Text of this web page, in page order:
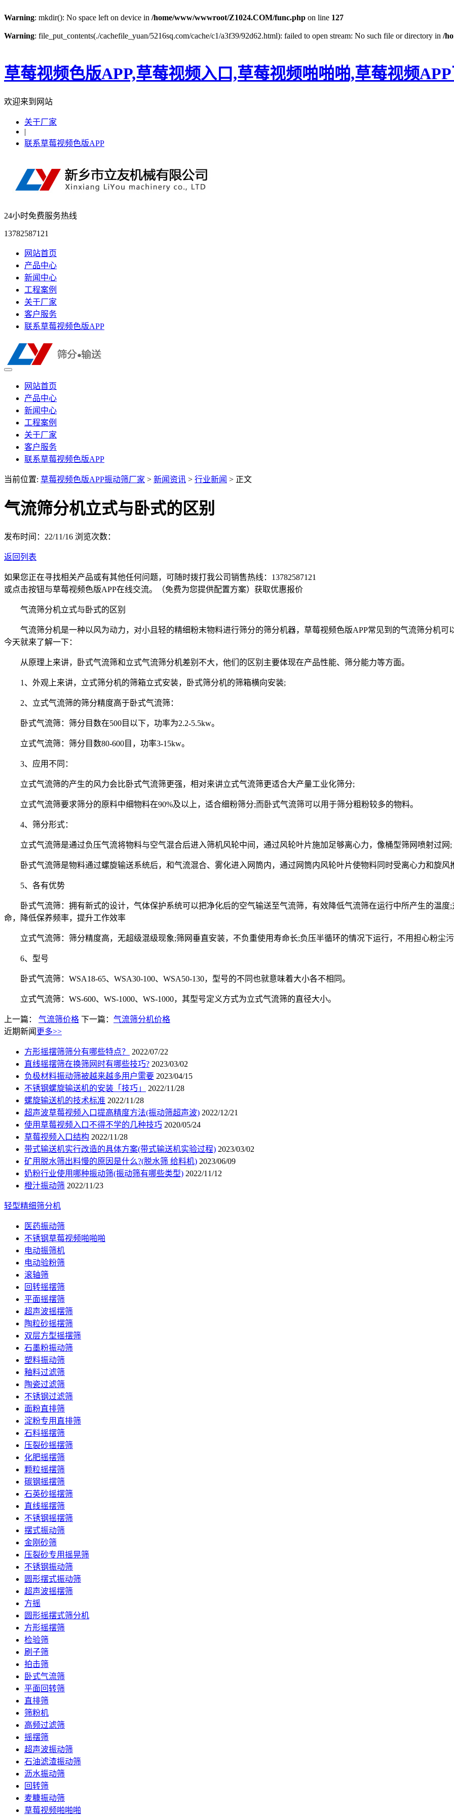
Warning: mkdir(): No space left on device in /home/www/wwwroot/Z1024.COM/func.php on line 127
Warning: file_put_contents(./cachefile_yuan/5216sq.com/cache/c1/a3f39/92d62.html): failed to open stream: No such file or directory in /
草莓视频色版APP,草莓视频入口,草莓视频啪啪啪,草莓视频
欢迎来到网站
关于厂家
|
联系草莓视频色版APP
24小时免费服务热线
13782587121
网站首页
产品中心
新闻中心
工程案例
关于厂家
客户服务
联系草莓视频色版APP
网站首页
产品中心
新闻中心
工程案例
关于厂家
客户服务
联系草莓视频色版APP
当前位置: 草莓视频色版APP振动筛厂家 > 新闻资讯 > 行业新闻 > 正文
气流筛分机立式与卧式的区别
发布时间：22/11/16 浏览次数：
返回列表
如果您正在寻找相关产品或有其他任何问题，可随时拨打我公司销售热线： 13782587121
或点击按钮与草莓视频色版APP在线交流。（免费为您提供配置方案） 获取优惠报价
气流筛分机立式与卧式的区别
气流筛分机是一种以风为动力，对小且轻的精细粉末物料进行筛分的筛分机器，草莓视频色版APP常见到的气流筛分机可
今天就来了解一下：
从原理上来讲，卧式气流筛和立式气流筛分机差别不大，他们的区别主要体现在产品性能、筛分能力等方面。
1、外观上来讲，立式筛分机的筛箱立式安装，卧式筛分机的筛箱横向安装;
2、立式气流筛的筛分精度高于卧式气流筛：
卧式气流筛：筛分目数在500目以下，功率为2.2-5.5kw。
立式气流筛：筛分目数80-600目，功率3-15kw。
3、应用不同：
立式气流筛的产生的风力会比卧式气流筛更强，相对来讲立式气流筛更适合大产量工业化筛分;
立式气流筛要求筛分的原料中细物料在90%及以上，适合细粉筛分;而卧式气流筛可以用于筛分粗粉较多的物料。
4、筛分形式：
立式气流筛是通过负压气流将物料与空气混合后进入筛机风轮中间，通过风轮叶片施加足够离心力，像桶型筛网喷射过网;
卧式气流筛是物料通过螺旋输送系统后，和气流混合、雾化进入网筒内，通过网筒内风轮叶片使物料同时受离心力和旋风
5、各有优势
卧式气流筛：拥有新式的设计，气体保护系统可以把净化后的空气输送至气流筛，有效降低气流筛在运行中所产生的温度
命，降低保养频率，提升工作效率
立式气流筛：筛分精度高，无超级混级现象;筛网垂直安装，不负重使用寿命长;负压半循环的情况下运行，不用担心粉尘
6、型号
卧式气流筛：WSA18-65、WSA30-100、WSA50-130，型号的不同也就意味着大小各不相同。
立式气流筛：WS-600、WS-1000、WS-1000，其型号定义方式为立式气流筛的直径大小。
上一篇： 气流筛价格 下一篇： 气流筛分机价格
近期新闻 更多>>
方形摇摆筛筛分有哪些特点？
2022/07/22
直线摇摆筛在换筛网时有哪些技巧? 2023/03/02
负极材料振动筛被越来越多用户需要 2023/04/15
不锈钢螺旋输送机的安装「技巧」
2022/11/28
螺旋输送机的技术标准 2022/11/28
超声波草莓视频入口提高精度方法(振动筛超声波) 2022/12/21
使用草莓视频入口不得不学的几种技巧 2020/05/24
草莓视频入口结构 2022/11/28
带式输送机实行改造的具体方案(带式输送机实验过程) 2023/03/02
矿用脱水筛出料慢的原因是什么?(脱水筛 给料机) 2023/06/09
奶粉行业使用哪种振动筛(振动筛有哪些类型) 2022/11/12
橙汁振动筛 2022/11/23
轻型精细筛分机
医药振动筛
不锈钢草莓视频啪啪啪
电动振筛机
电动验粉筛
滚轴筛
回转摇摆筛
平面摇摆筛
超声波摇摆筛
陶粒砂摇摆筛
双层方型摇摆筛
石墨粉振动筛
塑料振动筛
釉料过滤筛
陶瓷过滤筛
不锈钢过滤筛
面粉直排筛
淀粉专用直排筛
石料摇摆筛
压裂砂摇摆筛
化肥摇摆筛
颗粒摇摆筛
碳钢摇摆筛
石英砂摇摆筛
直线摇摆筛
不锈钢摇摆筛
摆式振动筛
金刚砂筛
压裂砂专用摇晃筛
不锈钢振动筛
圆形摆式振动筛
超声波摇摆筛
方摇
圆形摇摆式筛分机
方形摇摆筛
检验筛
刷子筛
拍击筛
卧式气流筛
平面回转筛
直排筛
筛粉机
高频过滤筛
摇摆筛
超声波振动筛
石油滤渣振动筛
沥水振动筛
回转筛
麦糠振动筛
草莓视频啪啪啪